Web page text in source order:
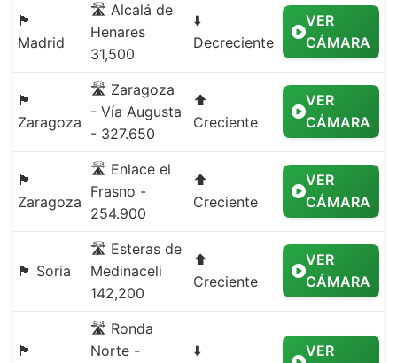
🏴
Madrid
🛣️ Alcalá de
Henares
31,500
⬇️
Decreciente
VER
CÁMARA
🏴
Zaragoza
🛣️ Zaragoza
- Vía Augusta
- 327.650
⬆️
Creciente
VER
CÁMARA
🏴
Zaragoza
🛣️ Enlace el
Frasno -
254.900
⬆️
Creciente
VER
CÁMARA
🏴 Soria
🛣️ Esteras de
Medinaceli
142,200
⬆️
Creciente
VER
CÁMARA
🏴
🛣️ Ronda
Norte -
⬇️
VER